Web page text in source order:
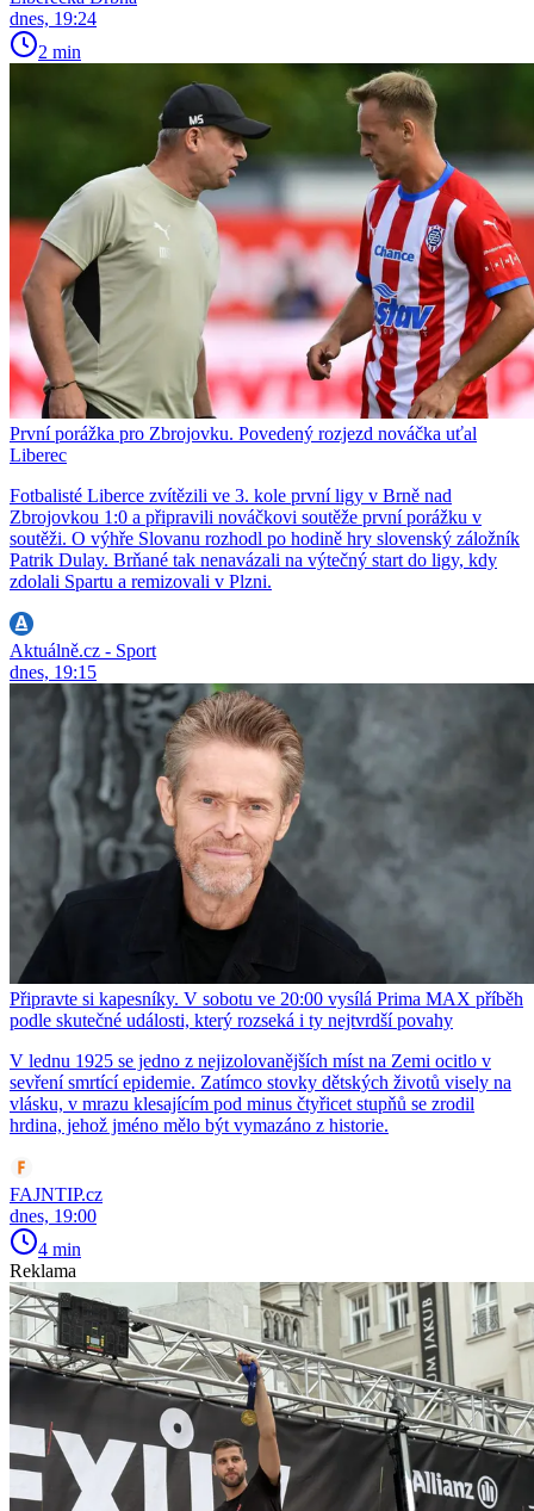
dnes, 19:24
2 min
První porážka pro Zbrojovku. Povedený rozjezd nováčka uťal
Liberec
Fotbalisté Liberce zvítězili ve 3. kole první ligy v Brně nad
Zbrojovkou 1:0 a připravili nováčkovi soutěže první porážku v
soutěži. O výhře Slovanu rozhodl po hodině hry slovenský záložník
Patrik Dulay. Brňané tak nenavázali na výtečný start do ligy, kdy
zdolali Spartu a remizovali v Plzni.
Aktuálně.cz - Sport
dnes, 19:15
Připravte si kapesníky. V sobotu ve 20:00 vysílá Prima MAX příběh
podle skutečné události, který rozseká i ty nejtvrdší povahy
V lednu 1925 se jedno z nejizolovanějších míst na Zemi ocitlo v
sevření smrtící epidemie. Zatímco stovky dětských životů visely na
vlásku, v mrazu klesajícím pod minus čtyřicet stupňů se zrodil
hrdina, jehož jméno mělo být vymazáno z historie.
FAJNTIP.cz
dnes, 19:00
4 min
Reklama